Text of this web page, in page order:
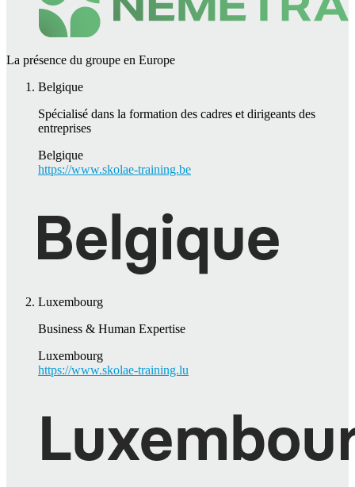
La présence du groupe en Europe
Belgique
Spécialisé dans la formation des cadres et dirigeants des
entreprises
Belgique
https://www.skolae-training.be
Luxembourg
Business & Human Expertise
Luxembourg
https://www.skolae-training.lu